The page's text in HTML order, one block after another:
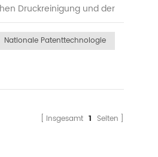
Druckreinigung und der
Das Drucken geht
und M...
Nationale Patenttechnologie
Insgesamt 1 Seiten